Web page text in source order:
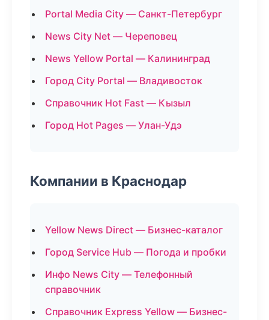
Portal Media City — Санкт-Петербург
News City Net — Череповец
News Yellow Portal — Калининград
Город City Portal — Владивосток
Справочник Hot Fast — Кызыл
Город Hot Pages — Улан-Удэ
Компании в Краснодар
Yellow News Direct — Бизнес-каталог
Город Service Hub — Погода и пробки
Инфо News City — Телефонный
справочник
Справочник Express Yellow — Бизнес-